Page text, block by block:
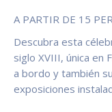
A PARTIR DE 15
Descubra esta
siglo XVIII, única en
a bordo y también
exposiciones